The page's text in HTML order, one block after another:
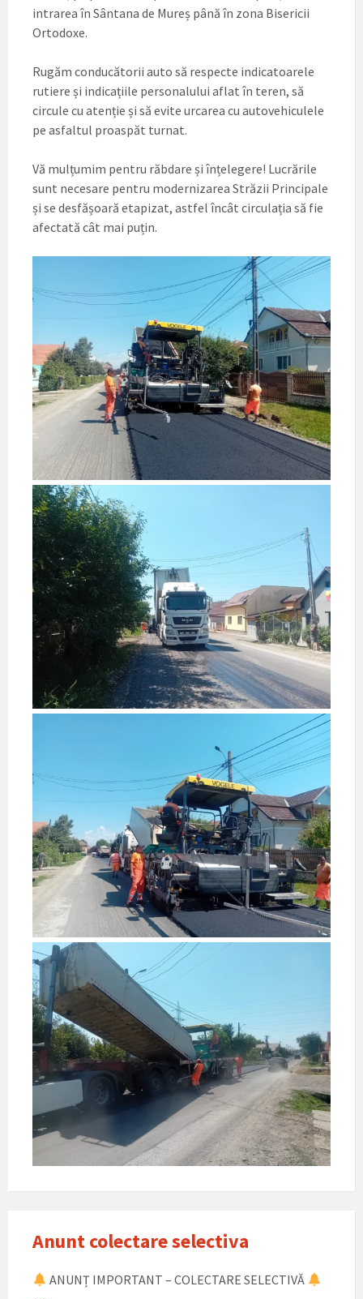
intrarea în Sântana de Mureș până în zona Bisericii
Ortodoxe.
Rugăm conducătorii auto să respecte indicatoarele
rutiere și indicațiile personalului aflat în teren, să
circule cu atenție și să evite urcarea cu autovehiculele
pe asfaltul proaspăt turnat.
Vă mulțumim pentru răbdare și înțelegere! Lucrările
sunt necesare pentru modernizarea Străzii Principale
și se desfășoară etapizat, astfel încât circulația să fie
afectată cât mai puțin.
Anunt colectare selectiva
ANUNȚ IMPORTANT – COLECTARE SELECTIVĂ